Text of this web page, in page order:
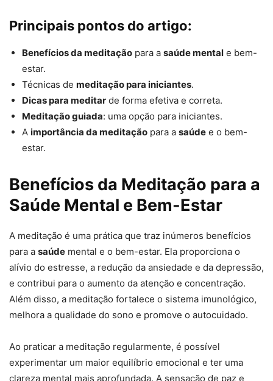
Principais pontos do artigo:
Benefícios da meditação para a saúde mental e bem-
estar.
Técnicas de meditação para iniciantes.
Dicas para meditar de forma efetiva e correta.
Meditação guiada: uma opção para iniciantes.
A importância da meditação para a saúde e o bem-
estar.
Benefícios da Meditação para a
Saúde Mental e Bem-Estar
A meditação é uma prática que traz inúmeros benefícios
para a saúde mental e o bem-estar. Ela proporciona o
alívio do estresse, a redução da ansiedade e da depressão,
e contribui para o aumento da atenção e concentração.
Além disso, a meditação fortalece o sistema imunológico,
melhora a qualidade do sono e promove o autocuidado.
Ao praticar a meditação regularmente, é possível
experimentar um maior equilíbrio emocional e ter uma
clareza mental mais aprofundada. A sensação de paz e